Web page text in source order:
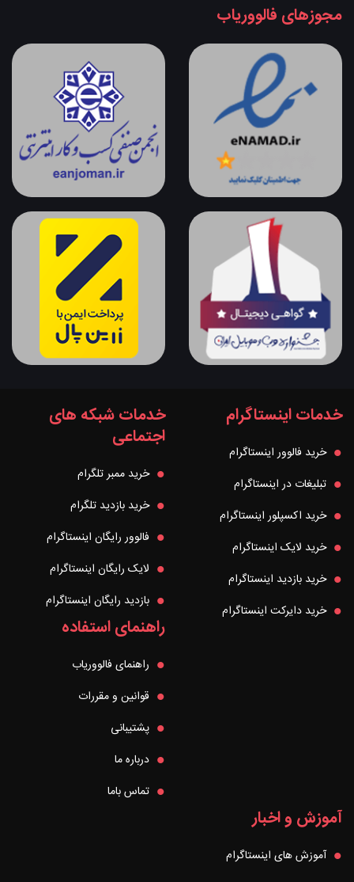
مجوزهای فالووریاب
خدمات اینستاگرام
خرید فالوور اینستاگرام
تبلیغات در اینستاگرام
خرید اکسپلور اینستاگرام
خرید لایک اینستاگرام
خرید بازدید اینستاگرام
خرید دایرکت اینستاگرام
خدمات شبکه های
اجتماعی
خرید ممبر تلگرام
خرید بازدید تلگرام
فالوور رایگان اینستاگرام
لایک رایگان اینستاگرام
بازدید رایگان اینستاگرام
راهنمای استفاده
راهنمای فالووریاب
قوانین و مقررات
پشتیبانی
درباره ما
تماس باما
آموزش و اخبار
آموزش های اینستاگرام